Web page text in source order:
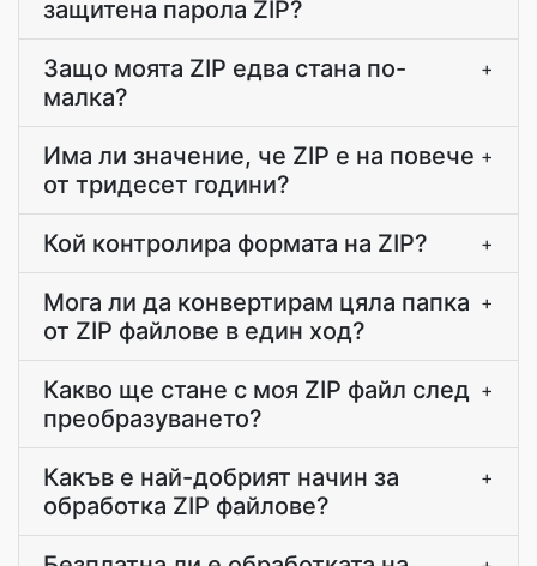
защитена парола ZIP?
Защо моята ZIP едва стана по-
малка?
+
Има ли значение, че ZIP е на повече
от тридесет години?
+
Кой контролира формата на ZIP? +
Мога ли да конвертирам цяла папка
от ZIP файлове в един ход?
+
Какво ще стане с моя ZIP файл след
преобразуването?
+
Какъв е най-добрият начин за
обработка ZIP файлове?
+